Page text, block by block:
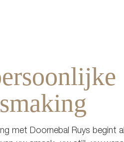
met Doornebal Ruys begint